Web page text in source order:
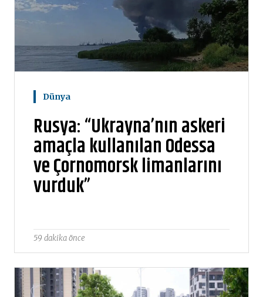
Dünya
Rusya: “Ukrayna’nın askeri
amaçla kullanılan Odessa
ve Çornomorsk limanlarını
vurduk”
59 dakika önce